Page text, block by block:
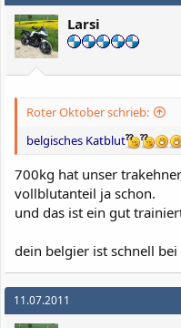
Larsi
Roter Oktober schrieb:
belgisches Katblut
700kg hat unser
vollblutanteil ja schon.
und das ist ein gut
dein belgier ist schnell
11.07.2011